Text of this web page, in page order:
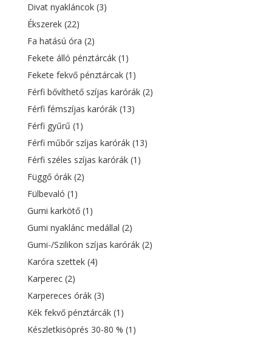
Divat nyakláncok (3)
Ékszerek (22)
Fa hatású óra (2)
Fekete álló pénztárcák (1)
Fekete fekvő pénztárcak (1)
Férfi bővíthető szíjas karórák (2)
Férfi fémszíjas karórák (13)
Férfi gyűrű (1)
Férfi műbőr szíjas karórák (13)
Férfi széles szíjas karórák (1)
Függő órák (2)
Fülbevaló (1)
Gumi karkötő (1)
Gumi nyaklánc medállal (2)
Gumi-/Szilikon szíjas karórák (2)
Karóra szettek (4)
Karperec (2)
Karpereces órák (3)
Kék fekvő pénztárcák (1)
Készletkisöprés 30-80 % (1)